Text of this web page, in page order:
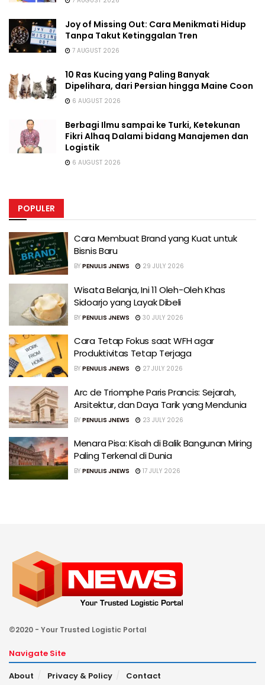
Joy of Missing Out: Cara Menikmati Hidup
Tanpa Takut Ketinggalan Tren
7 AUGUST 2026
10 Ras Kucing yang Paling Banyak
Dipelihara, dari Persian hingga Maine Coon
6 AUGUST 2026
Berbagi Ilmu sampai ke Turki, Ketekunan
Fikri Alhaq Dalami bidang Manajemen dan
Logistik
6 AUGUST 2026
POPULER
Cara Membuat Brand yang Kuat untuk
Bisnis Baru
BY PENULIS JNEWS 29 JULY 2026
Wisata Belanja, Ini 11 Oleh-Oleh Khas
Sidoarjo yang Layak Dibeli
BY PENULIS JNEWS 30 JULY 2026
Cara Tetap Fokus saat WFH agar
Produktivitas Tetap Terjaga
BY PENULIS JNEWS 27 JULY 2026
Arc de Triomphe Paris Prancis: Sejarah,
Arsitektur, dan Daya Tarik yang Mendunia
BY PENULIS JNEWS 23 JULY 2026
Menara Pisa: Kisah di Balik Bangunan Miring
Paling Terkenal di Dunia
BY PENULIS JNEWS 17 JULY 2026
©2020 - Your Trusted Logistic Portal
Navigate Site
About
Privacy & Policy Contact